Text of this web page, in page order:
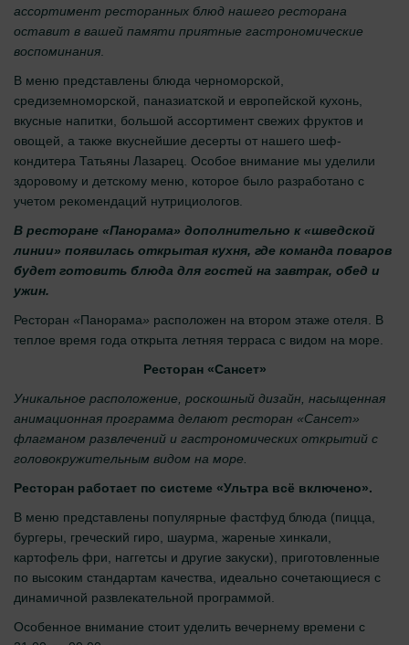
ассортимент ресторанных блюд нашего ресторана
оставит в вашей памяти приятные гастрономические
воспоминания
В меню представлены блюда черноморской,
средиземноморской, паназиатской и европейской кухонь,
вкусные напитки, большой ассортимент свежих фруктов и
овощей, а также вкуснейшие десерты от нашего шеф-
кондитера Татьяны Лазарец. Особое внимание мы уделили
здоровому и детскому меню, которое было разработано с
учетом рекомендаций нутрициологов.
В ресторане «Панорама» дополнительно к «шведской
линии» появилась открытая кухня, где команда поваров
будет готовить блюда для гостей на завтрак, обед и
ужин.
Ресторан «Панорама» расположен на втором этаже отеля. В
теплое время года открыта летняя терраса с видом на море.
Ресторан «Сансет»
Уникальное расположение, роскошный дизайн, насыщенная
анимационная программа делают ресторан «Сансет»
флагманом развлечений и гастрономических открытий с
головокружительным видом на море.
Ресторан работает по системе «Ультра всё включено».
В меню представлены популярные фастфуд блюда (пицца,
бургеры, греческий гиро, шаурма, жареные хинкали,
картофель фри, наггетсы и другие закуски), приготовленные
по высоким стандартам качества, идеально сочетающиеся с
динамичной развлекательной программой.
Особенное внимание стоит уделить вечернему времени с